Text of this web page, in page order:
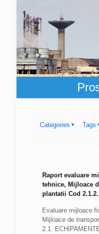
Categories Tags
Raport evaluare
tehnice, Mijloace
plantatii Cod 2.1.2.
Evaluare mijloace
Mijloace de
2.1.